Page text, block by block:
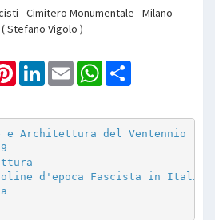
- Cimitero Monumentale - Milano -
Stefano Vigolo )
PinterestLinkedInEmail WhatsApp
e Architettura del Ventennio
d'epoca Fascista in Italia